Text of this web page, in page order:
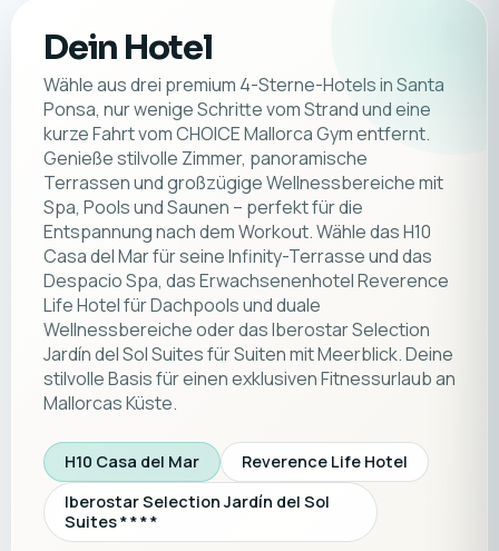
Dein Hotel
Wähle aus drei premium 4-Sterne-Hotels in Santa
Ponsa, nur wenige Schritte vom Strand und eine
kurze Fahrt vom CHOICE Mallorca Gym entfernt.
Genieße stilvolle Zimmer, panoramische
Terrassen und großzügige Wellnessbereiche mit
Spa, Pools und Saunen – perfekt für die
Entspannung nach dem Workout. Wähle das H10
Casa del Mar für seine Infinity-Terrasse und das
Despacio Spa, das Erwachsenenhotel Reverence
Life Hotel für Dachpools und duale
Wellnessbereiche oder das Iberostar Selection
Jardín del Sol Suites für Suiten mit Meerblick. Deine
stilvolle Basis für einen exklusiven Fitnessurlaub an
Mallorcas Küste.
H10 Casa del Mar
Reverence Life Hotel
Iberostar Selection Jardín del Sol
Suites * * * *